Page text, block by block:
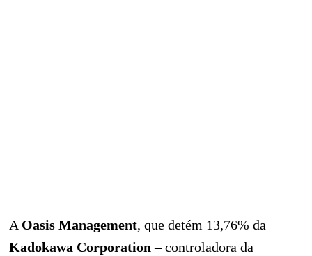
A Oasis Management, que detém 13,76% da
Kadokawa Corporation – controladora da